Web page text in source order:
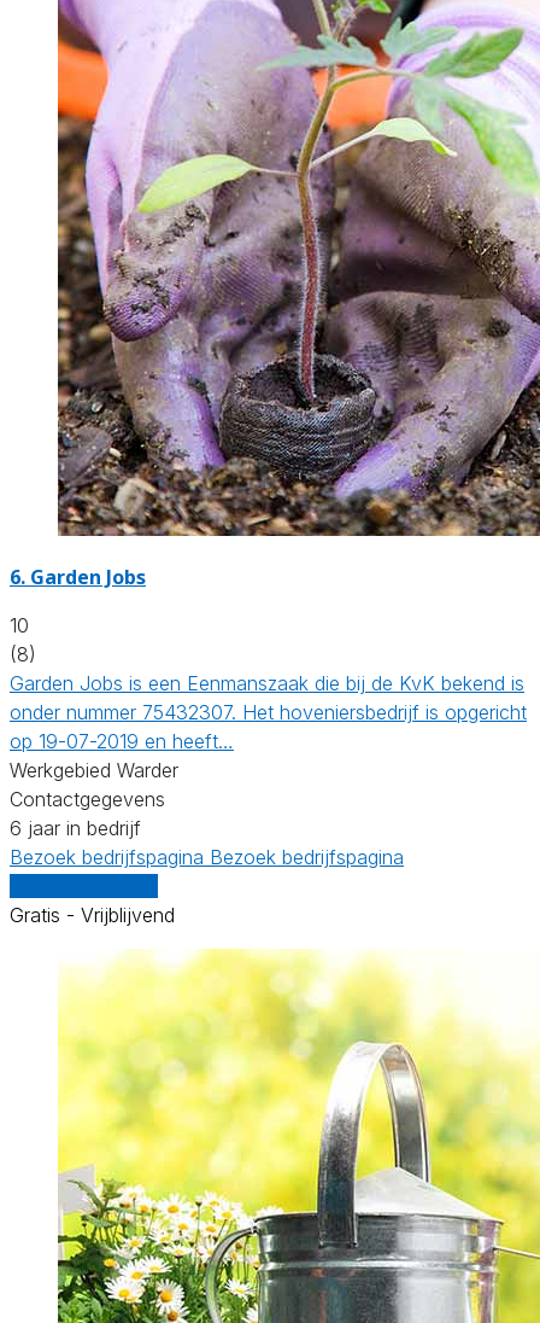
6. Garden Jobs
10
(8)
Garden Jobs is een Eenmanszaak die bij de KvK bekend is
onder nummer 75432307. Het hoveniersbedrijf is opgericht
op 19-07-2019 en heeft…
Werkgebied Warder
Contactgegevens
6 jaar in bedrijf
Bezoek bedrijfspagina Bezoek bedrijfspagina
Gratis - Vrijblijvend